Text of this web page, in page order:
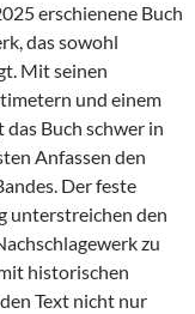
erschienene Buch
das sowohl
Mit seinen
und einem
Buch schwer in
Anfassen den
Der feste
unterstreichen den
zu
historischen
Text nicht nur